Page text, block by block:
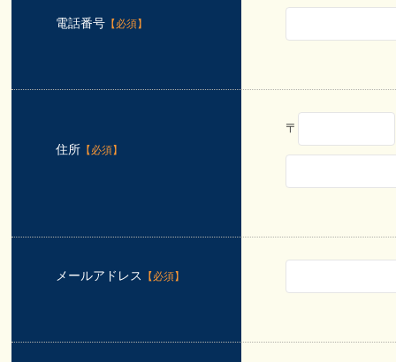
電話番号 【必須】
住所 【必須】
〒
メールアドレス 【必須】